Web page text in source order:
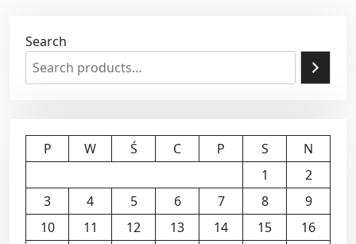
Search
P W Ś C P S
N
1
2
3
4 5 6 7 8
9
10
11 12 13 14 15
16